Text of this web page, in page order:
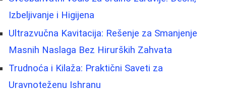
Izbeljivanje i Higijena
Ultrazvučna Kavitacija: Rešenje za Smanjenje
Masnih Naslaga Bez Hirurških Zahvata
Trudnoća i Kilaža: Praktični Saveti za
Uravnoteženu Ishranu